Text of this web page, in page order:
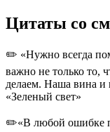
Цитаты со
✏️ «Нужно всегда
важно не только то,
делаем. Наша вина
«Зеленый свет»
✏️«В любой ошибке